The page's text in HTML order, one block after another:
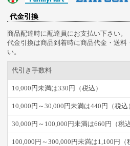
代金引換
商品配達時に配達員にお支払い下さい。
代金引換は商品到着時に商品代金・送料
い。
代引き手数料
10,000円未満は330円（税込）
10,000円～30,000円未満は440円（税込
30,000円～100,000円未満は660円（税込
100,000円～300,000円未満は1,100円（